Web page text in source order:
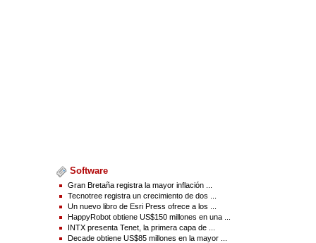
Software
Gran Bretaña registra la mayor inflación ...
Tecnotree registra un crecimiento de dos ...
Un nuevo libro de Esri Press ofrece a los ...
HappyRobot obtiene US$150 millones en una ...
INTX presenta Tenet, la primera capa de ...
Decade obtiene US$85 millones en la mayor ...